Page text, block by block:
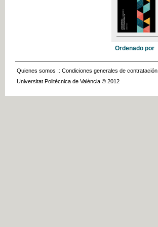
Ordenado por
Quienes somos :: Condiciones generales de contratación
Universitat Politècnica de València © 2012